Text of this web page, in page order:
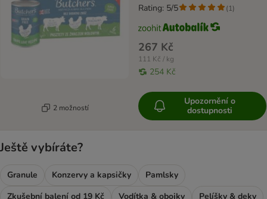
2 možností
267 Kč
111 Kč / kg
254 Kč
Rating: 5/5 (1)
Upozornění o
dostupnosti
Ještě vybíráte?
Granule Konzervy a kapsičky
Pamlsky
Zkušební balení od 19 Kč
Vodítka & obojky
Pelíšky & deky